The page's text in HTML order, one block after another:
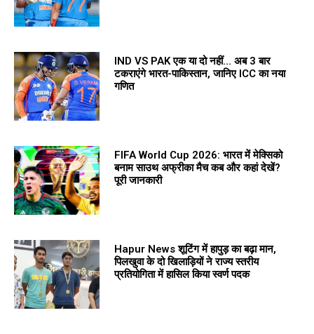
IND VS PAK एक या दो नहीं… अब 3 बार
टकराएंगे भारत-पाकिस्तान, जानिए ICC का नया
गणित
FIFA World Cup 2026: भारत में मेक्सिको
बनाम साउथ अफ्रीका मैच कब और कहां देखें?
पूरी जानकारी
Hapur News शूटिंग में हापुड़ का बढ़ा मान,
पिलखुवा के दो खिलाड़ियों ने राज्य स्तरीय
प्रतियोगिता में हासिल किया स्वर्ण पदक